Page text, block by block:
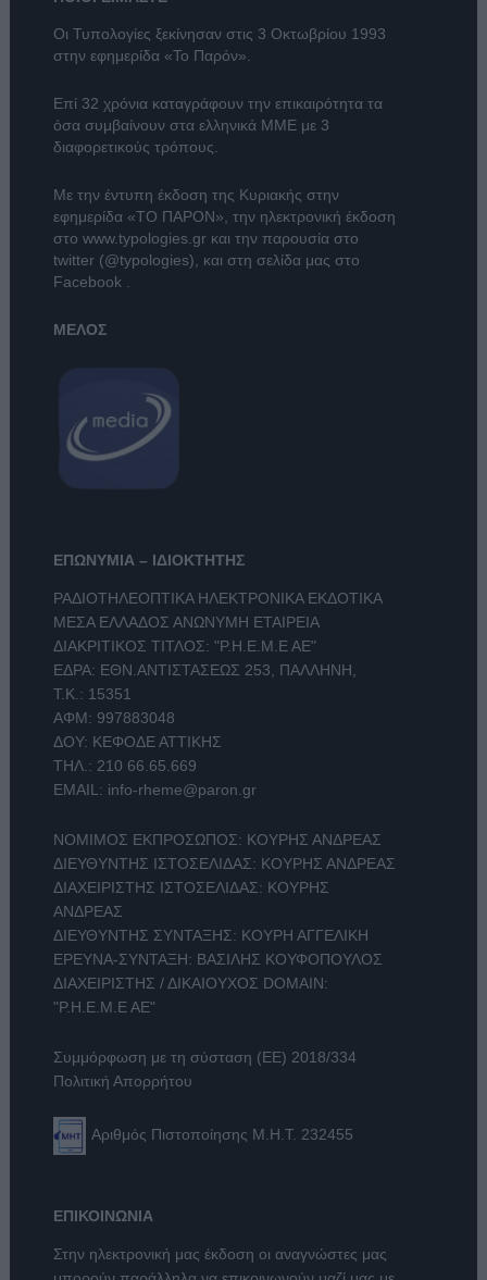
Οι Τυπολογίες ξεκίνησαν στις 3 Οκτωβρίου 1993
στην εφημερίδα «Το Παρόν».
Επί 32 χρόνια καταγράφουν την επικαιρότητα τα
όσα συμβαίνουν στα ελληνικά ΜΜΕ με 3
διαφορετικούς τρόπους.
Με την έντυπη έκδοση της Κυριακής στην
εφημερίδα «ΤΟ ΠΑΡΟΝ», την ηλεκτρονική έκδοση
στο www.typologies.grκαι την παρουσία στο
twitter (@typologies), και στη σελίδα μας στο
Facebook .
ΜΕΛΟΣ
ΕΠΩΝΥΜΙΑ – ΙΔΙΟΚΤΗΤΗΣ
ΡΑΔΙΟΤΗΛΕΟΠΤΙΚΑ ΗΛΕΚΤΡΟΝΙΚΑ ΕΚΔΟΤΙΚΑ
ΜΕΣΑ ΕΛΛΑΔΟΣ ΑΝΩΝΥΜΗ ΕΤΑΙΡΕΙΑ
ΔΙΑΚΡΙΤΙΚΟΣ ΤΙΤΛΟΣ: "Ρ.Η.Ε.Μ.Ε ΑΕ"
ΕΔΡΑ: ΕΘΝ.ΑΝΤΙΣΤΑΣΕΩΣ 253, ΠΑΛΛΗΝΗ,
Τ.Κ.: 15351
ΑΦΜ: 997883048
ΔΟΥ: ΚΕΦΟΔΕ ΑΤΤΙΚΗΣ
ΤΗΛ.: 210 66.65.669
EMAIL: info-rheme@paron.gr
ΝΟΜΙΜΟΣ ΕΚΠΡΟΣΩΠΟΣ: ΚΟΥΡΗΣ ΑΝΔΡΕΑΣ
ΔΙΕΥΘΥΝΤΗΣ ΙΣΤΟΣΕΛΙΔΑΣ: ΚΟΥΡΗΣ ΑΝΔΡΕΑΣ
ΔΙΑΧΕΙΡΙΣΤΗΣ ΙΣΤΟΣΕΛΙΔΑΣ: ΚΟΥΡΗΣ
ΑΝΔΡΕΑΣ
ΔΙΕΥΘΥΝΤΗΣ ΣΥΝΤΑΞΗΣ: ΚΟΥΡΗ ΑΓΓΕΛΙΚΗ
ΕΡΕΥΝΑ-ΣΥΝΤΑΞΗ: ΒΑΣΙΛΗΣ ΚΟΥΦΟΠΟΥΛΟΣ
ΔΙΑΧΕΙΡΙΣΤΗΣ / ΔΙΚΑΙΟΥΧΟΣ DOMAIN:
"Ρ.Η.Ε.Μ.Ε ΑΕ"
Συμμόρφωση με τη σύσταση (ΕΕ) 2018/334
Πολιτική Απορρήτου
Αριθμός Πιστοποίησης Μ.Η.Τ. 232455
ΕΠΙΚΟΙΝΩΝΙΑ
Στην ηλεκτρονική μας έκδοση οι αναγνώστες μας